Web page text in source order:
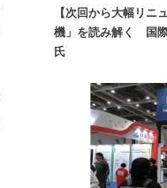
【次回から大幅リニ
機」を読み解く 国
氏